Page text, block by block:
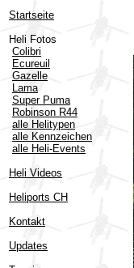
Startseite
Heli Fotos
Colibri
Ecureuil
Gazelle
Lama
Super Puma
Robinson R44
alle Helitypen
alle Kennzeichen
alle Heli-Events
Heli Videos
Heliports CH
Kontakt
Updates